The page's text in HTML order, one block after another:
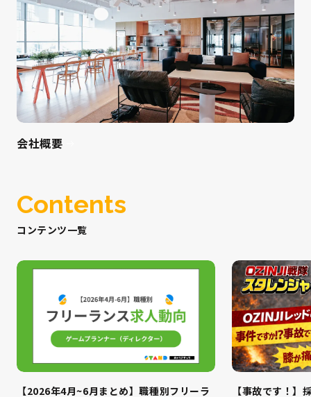
会社概要
Contents
コンテンツ一覧
【2026年4月~6月まとめ】職種別フリーラ
【事故です！】